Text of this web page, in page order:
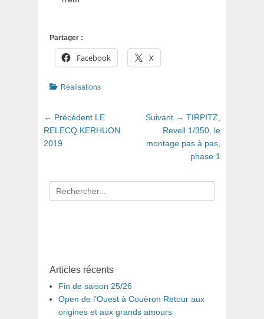
Partager :
Facebook X
Catégories
Réalisations
Navigation
de
l’article
← Précédent Article
précédent
LE
RELECQ KERHUON
2019
Suivant → Article
suivant
:
TIRPITZ,
Revell 1/350, le
montage pas à pas,
phase 1
Recherche
pour
Articles récents
Fin de saison 25/26
Open de l’Ouest à Couëron Retour aux
origines et aux grands amours